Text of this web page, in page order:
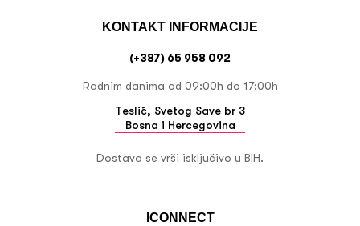
ICONNECT
KONTAKT INFORMACIJE
(+387) 65 958 092
Radnim danima od 09:00h do 17:00h
Teslić, Svetog Save br 3
Bosna i Hercegovina
Dostava se vrši isključivo u BIH.